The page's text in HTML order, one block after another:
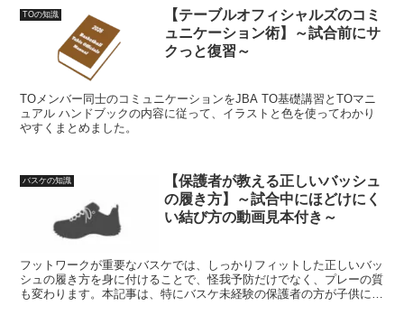
TOの知識
【テーブルオフィシャルズのコミ
ュニケーション術】～試合前にサ
クっと復習～
TOメンバー同士のコミュニケーションをJBA TO基礎講習とTOマニ
ュアル ハンドブックの内容に従って、イラストと色を使ってわかり
やすくまとめました。
バスケの知識
【保護者が教える正しいバッシュ
の履き方】～試合中にほどけにく
い結び方の動画見本付き～
フットワークが重要なバスケでは、しっかりフィットした正しいバッ
シュの履き方を身に付けることで、怪我予防だけでなく、プレーの質
も変わります。本記事は、特にバスケ未経験の保護者の方が子供に正